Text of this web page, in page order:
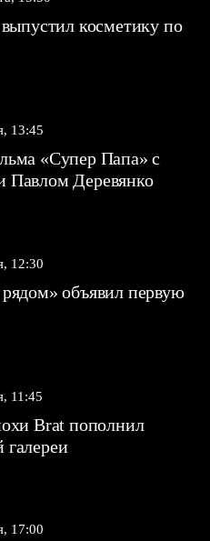
косметику по
13:45
«Супер Папа» с
Павлом Деревянко
12:30
объявил первую
11:45
Brat пополнил
галереи
17:00